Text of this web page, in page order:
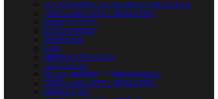
ACCESORIOS COCHE-MOTO-BICICLETA
CINTA AISLANTE - BURLETES
ORDENACION
KOMA TOOLS
HERRAJES
GAS
PRODUCTOS CELO
LINTERNAS
PILAS - BOTON - CARGADORES
CINTA AISLANTE - BURLETES
EMBALAJES